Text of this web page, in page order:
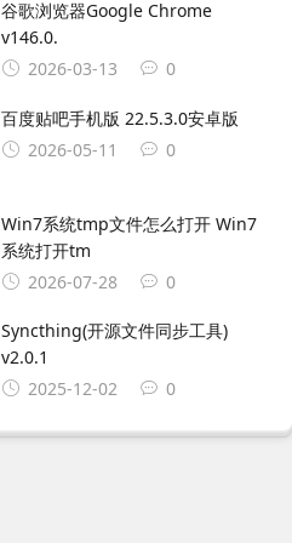
谷歌浏览器Google Chrome
v146.0.
2026-03-13
0
百度贴吧手机版 22.5.3.0安卓版
2026-05-11
0
Win7系统tmp文件怎么打开 Win7
系统打开tm
2026-07-28
0
Syncthing(开源文件同步工具)
v2.0.1
2025-12-02
0